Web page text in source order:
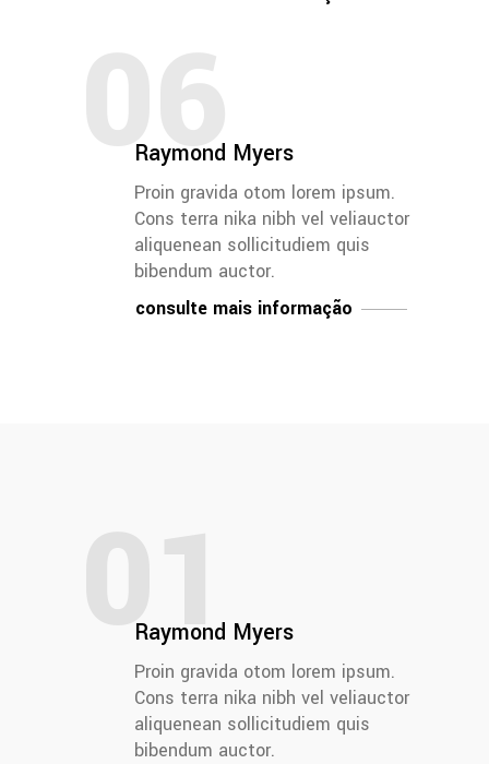
06
Raymond Myers
Proin gravida otom lorem ipsum.
Cons terra nika nibh vel veliauctor
aliquenean sollicitudiem quis
bibendum auctor.
consulte mais informação
01
Raymond Myers
Proin gravida otom lorem ipsum.
Cons terra nika nibh vel veliauctor
aliquenean sollicitudiem quis
bibendum auctor.